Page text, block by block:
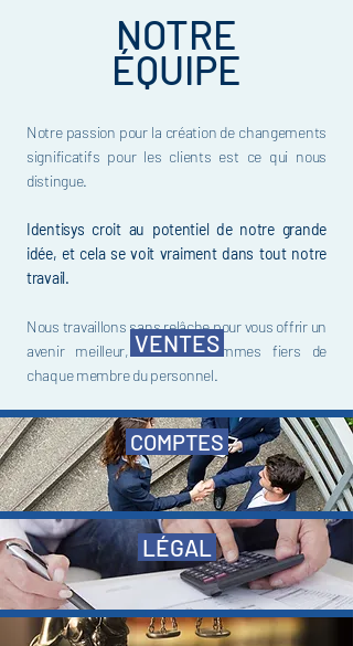
NOTRE
ÉQUIPE
Notre passion pour la création de changements
significatifs pour les clients est ce qui nous
distingue.
Identisys croit au potentiel de notre grande
idée, et cela se voit vraiment dans tout notre
travail.
Nous travaillons sans relâche pour vous offrir un
avenir meilleur, et nous sommes fiers de
chaque membre du personnel.
VENTES
COMPTES
LÉGAL